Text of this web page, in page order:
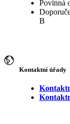
Povinná
B
Kontaktní úřady